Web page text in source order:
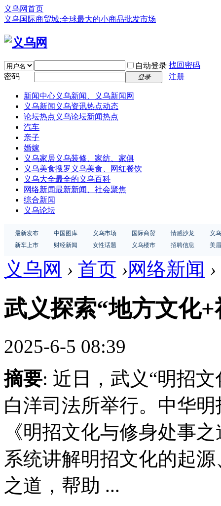
义乌网首页
义乌国际商贸城:全球最大的小商品批发市场
自动登录 找回密码
密码
登录 注册
新闻中心义乌新闻、义乌新闻网
义乌新闻 义乌资讯热点动态
论坛热点 义乌论坛新闻热点
汽车
亲子
婚嫁
义乌家居义乌装修、家纺、家俱
义乌美食搜罗义乌美食、网红餐饮
义乌大全最全的义乌百科
网络新闻最新新闻、社会聚焦
综合新闻
义乌论坛
最新发布 中国图库 义乌市场 国际商贸 情感沙龙
义
新车上市
财经新闻 女性话题 义乌楼市 招聘信息 美
义乌网 › 首页 ›网络新闻 ›
武义探索“地方文化
2025-6-5 08:39
摘要: 近日，武义“明招
白洋司法所举行。中华
《明招文化与修身处事
系统讲解明招文化的起
之道，帮助 ...